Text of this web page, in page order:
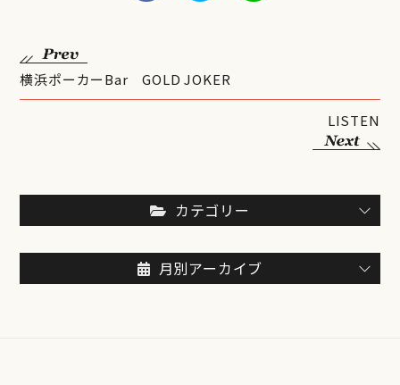
横浜ポーカーBar GOLD JOKER
LISTEN
カテゴリー
月別アーカイブ